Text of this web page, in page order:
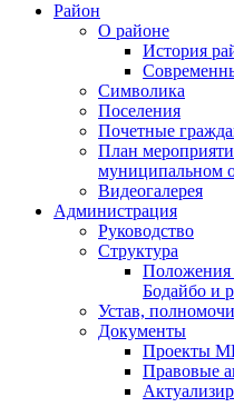
Район
О районе
История
Символика
Поселения
Почетные
План
муниципальном
Видеогалерея
Администрация
Руководство
Структура
Положения
Бодайбо и
Устав,
Документы
Проекты
Правовые